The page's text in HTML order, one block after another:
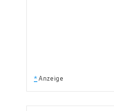
* Anzeige